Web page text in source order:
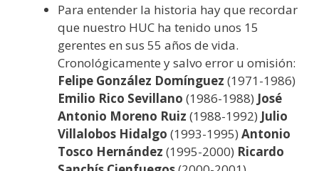
Para entender la historia hay que recordar
que nuestro HUC ha tenido unos 15
gerentes en sus 55 años de vida.
Cronológicamente y salvo error u omisión:
Felipe González Domínguez (1971-1986)
Emilio Rico Sevillano (1986-1988) José
Antonio Moreno Ruiz (1988-1992) Julio
Villalobos Hidalgo (1993-1995) Antonio
Tosco Hernández (1995-2000) Ricardo